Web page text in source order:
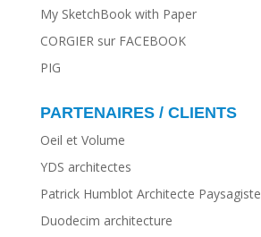
My SketchBook with Paper
CORGIER sur FACEBOOK
PIG
PARTENAIRES / CLIENTS
Oeil et Volume
YDS architectes
Patrick Humblot Architecte Paysagiste
Duodecim architecture